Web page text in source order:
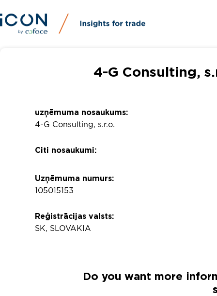
4-G Consulting,
uzņēmuma nosaukums:
4-G Consulting, s.r.o.
Citi nosaukumi:
Uzņēmuma numurs:
105015153
Reģistrācijas valsts:
SK, SLOVAKIA
Do you want more